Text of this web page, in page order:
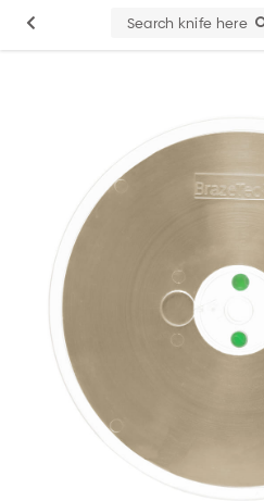
Search knife here